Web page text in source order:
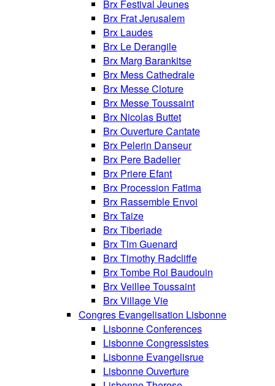
Brx Festival Jeunes
Brx Frat Jerusalem
Brx Laudes
Brx Le Derangile
Brx Marg Barankitse
Brx Mess Cathedrale
Brx Messe Cloture
Brx Messe Toussaint
Brx Nicolas Buttet
Brx Ouverture Cantate
Brx Pelerin Danseur
Brx Pere Badelier
Brx Priere Efant
Brx Procession Fatima
Brx Rassemble Envoi
Brx Taize
Brx Tiberiade
Brx Tim Guenard
Brx Timothy Radcliffe
Brx Tombe Roi Baudouin
Brx Veillee Toussaint
Brx Village Vie
Congres Evangelisation Lisbonne
Lisbonne Conferences
Lisbonne Congressistes
Lisbonne Evangelisrue
Lisbonne Ouverture